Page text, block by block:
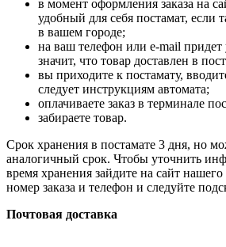
в момент оформления заказа на
удобный для себя постамат, если
в вашем городе;
на ваш телефон или e-mail
значит, что товар доставлен в
вы приходите к постамату,
следует инструкциям автомата;
оплачиваете заказ в терминале
забираете товар.
Срок хранения в постамате 3 дня, но
аналогичный срок. Чтобы уточнить
время хранения зайдите на сайт нашего
номер заказа и телефон и следуйте
Почтовая доставка